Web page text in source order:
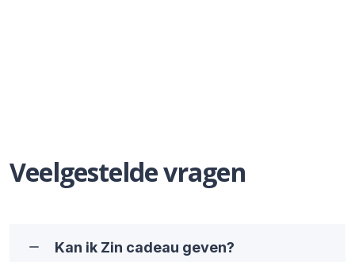
Veelgestelde vragen
Kan ik Zin cadeau geven?